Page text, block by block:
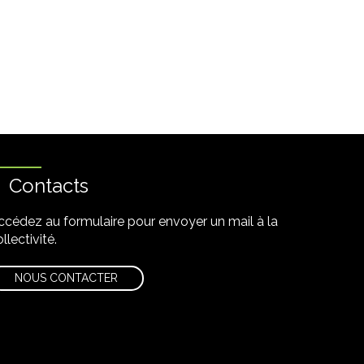
Contacts
au formulaire pour envoyer un mail à la
NOUS CONTACTER